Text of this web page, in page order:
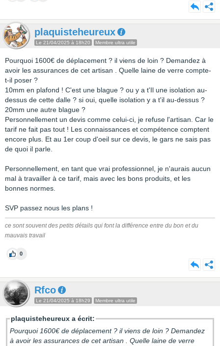
plaquisteheureux
Le 21/04/2025 à 18h20 Membre ultra utile
Pourquoi 1600€ de déplacement ? il viens de loin ? Demandez à
avoir les assurances de cet artisan . Quelle laine de verre compte-
t-il poser ?
10mm en plafond ! C'est une blague ? ou y a t'Il une isolation au-
dessus de cette dalle ? si oui, quelle isolation y a t'il au-dessus ?
20mm une autre blague ?
Personnellement un devis comme celui-ci, je refuse l'artisan. Car le
tarif ne fait pas tout ! Les connaissances et compétence comptent
encore plus. Et au 1er coup d'oeil sur ce devis, le gars ne sais pas
de quoi il parle.
Personnellement, en tant que vrai professionnel, je n'aurais aucun
mal à travailler à ce tarif, mais avec les bons produits, et les
bonnes normes.
SVP passez nous les plans !
ce sont souvent des petits détails qui font la différence entre du bon et du
mauvais travail
0
Rfco
Le 21/04/2025 à 18h29 Membre ultra utile
plaquisteheureux a écrit:
Pourquoi 1600€ de déplacement ? il viens de loin ? Demandez
à avoir les assurances de cet artisan . Quelle laine de verre